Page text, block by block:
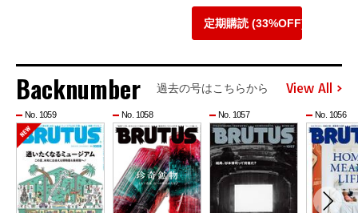
定期購読 (33%OFF)
Backnumber 過去の号はこちらから View All
No. 1059 No. 1058 No. 1057 No. 1056